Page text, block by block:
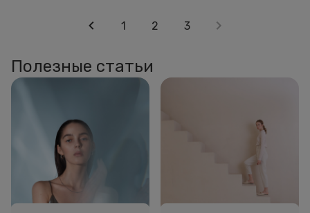
1 2 3
Полезные статьи